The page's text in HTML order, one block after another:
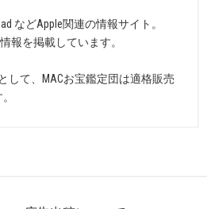
などApple関連の情報サイト。
報を掲載しています。
して、MACお宝鑑定団は適格販売